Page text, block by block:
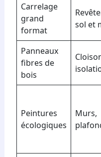
Carrelage
grand
format
sol et
Panneaux
fibres de
bois
Peintures
écologiques
Murs,